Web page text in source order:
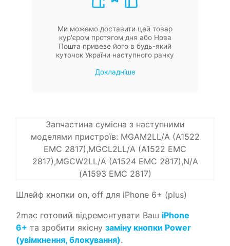
Ми можемо доставити цей товар
кур'єром протягом дня або Нова
Пошта привезе його в будь-який
куточок України наступного ранку
Докладніше
Запчастина сумісна з наступними
моделями пристроїв: MGAM2LL/A (A1522
EMC 2817),MGCL2LL/A (A1522 EMC
2817),MGCW2LL/A (A1524 EMC 2817),N/A
(A1593 EMC 2817)
Шлейф кнопки on, off для iPhone 6+ (plus)
2mac готовий відремонтувати Ваш iPhone
6+ та зробити якісну заміну кнопки Power
(увімкнення, блокування).